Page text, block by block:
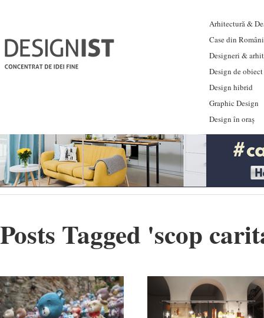
Arhitectură &
Case din
Designeri &
Design de obiect
Design hibrid
Graphic Design
Design în oraș
Posts Tagged 'scop